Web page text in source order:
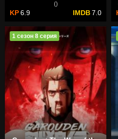
()
6.9 7.0
1 сезон 8 серия